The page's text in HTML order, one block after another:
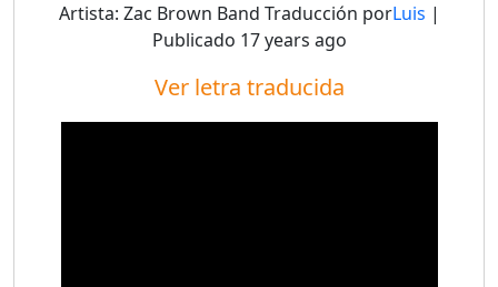
Artista: Zac Brown Band Traducción porLuis |
Publicado 17 years ago
Ver letra traducida